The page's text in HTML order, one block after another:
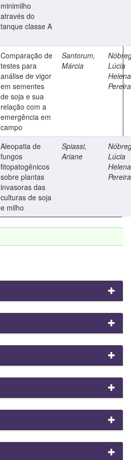
minimilho
através do
tanque classe A
Comparação de
testes para
análise de vigor
em sementes
de soja e sua
relação com a
emergência em
campo
Santorum,
Márcia
Lúcia
Helena
Pereira
Aleopatia de
fungos
fitopatogênicos
sobre plantas
invasoras das
culturas de soja
e milho
Spiassi,
Ariane
Lúcia
Helena
Pereira